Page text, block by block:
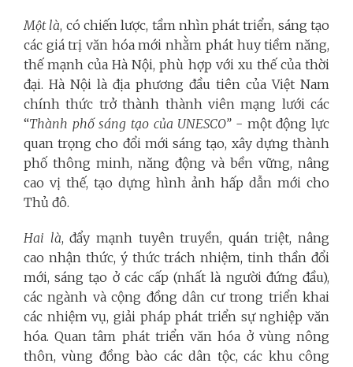
Một là, có chiến lược, tầm nhìn phát triển, sáng tạo
các giá trị văn hóa mới nhằm phát huy tiềm năng,
thế mạnh của Hà Nội, phù hợp với xu thế của thời
đại. Hà Nội là địa phương đầu tiên của Việt Nam
chính thức trở thành thành viên mạng lưới các
“Thành phố sáng tạo của UNESCO”- một động lực
quan trọng cho đổi mới sáng tạo, xây dựng thành
phố thông minh, năng động và bền vững, nâng
cao vị thế, tạo dựng hình ảnh hấp dẫn mới cho
Thủ đô.
Hai là, đẩy mạnh tuyên truyền, quán triệt, nâng
cao nhận thức, ý thức trách nhiệm, tinh thần đổi
mới, sáng tạo ở các cấp (nhất là người đứng đầu),
các ngành và cộng đồng dân cư trong triển khai
các nhiệm vụ, giải pháp phát triển sự nghiệp văn
hóa. Quan tâm phát triển văn hóa ở vùng nông
thôn, vùng đồng bào các dân tộc, các khu công